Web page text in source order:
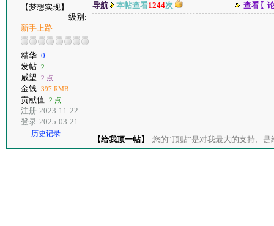
【梦想实现】
级别:
新手上路
精华: 0
发帖: 2
威望: 2 点
金钱: 397 RMB
贡献值: 2 点
注册:2023-11-22
登录:2025-03-21
历史记录
导航 本帖查看1244次 查看〖
【给我顶一帖】 您的“顶贴”是对我最大的支持、